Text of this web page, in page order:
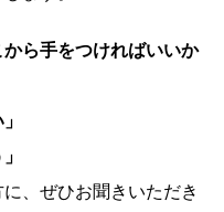
から手をつければいいか
、ぜひお聞きいただき